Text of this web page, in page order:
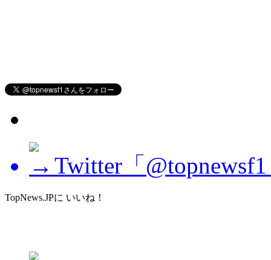
Twitter「
TopNews.JPに いいね！